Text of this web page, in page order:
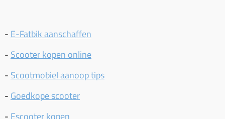
- E-Fatbik aanschaffen
- Scooter kopen online
- Scootmobiel aanoop tips
- Goedkope scooter
- Escooter kopen